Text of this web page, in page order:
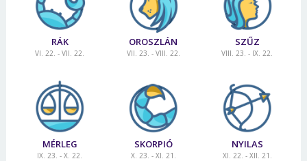
RÁK
VI. 22. - VII. 22.
OROSZLÁN
VII. 23. - VIII. 22.
SZŰZ
VIII. 23. - IX. 22.
MÉRLEG
IX. 23. - X. 22.
SKORPIÓ
X. 23. - XI. 21.
NYILAS
XI. 22. - XII. 21.